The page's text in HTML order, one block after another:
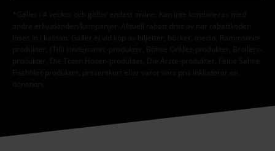
*Gäller i 4 veckor och gäller endast online. Kan inte kombineras med
andra erbjudanden/kampanjer. Aktuell rabatt dras av när rabattkoden
löses in i kassan. Gäller ej vid köp av biljetter, böcker, media, Rammstein-
produkter, (Till) Lindemann,-produkter, Böhse Onklez-produkter, Broilers-
produkter, Die Toten Hosen-produkter, Die Ärzte-produkter, Feine Sahne
Fischfilet-produkter, presentkort eller varor vars pris inkluderar en
donation.